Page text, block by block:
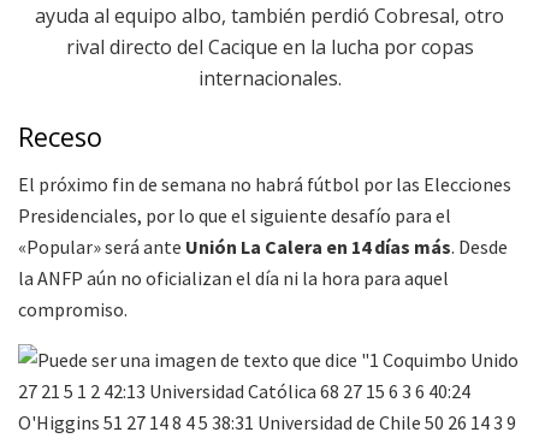
ayuda al equipo albo, también perdió Cobresal, otro
rival directo del Cacique en la lucha por copas
internacionales.
Receso
El próximo fin de semana no habrá fútbol por las Elecciones
Presidenciales, por lo que el siguiente desafío para el
«Popular» será ante Unión La Calera en 14 días más. Desde
la ANFP aún no oficializan el día ni la hora para aquel
compromiso.